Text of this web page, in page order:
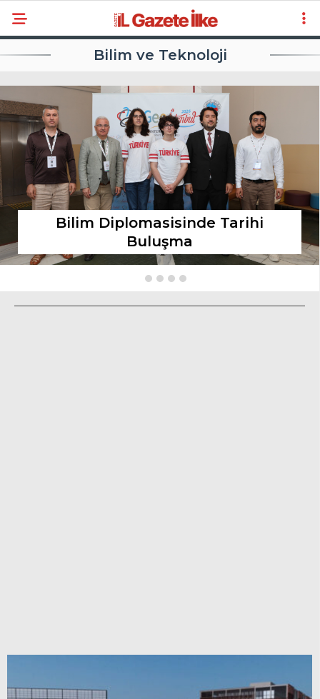
Bilim ve Teknoloji
Bilim Diplomasisinde Tarihi
Buluşma